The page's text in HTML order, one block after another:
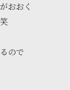
おおく
ので